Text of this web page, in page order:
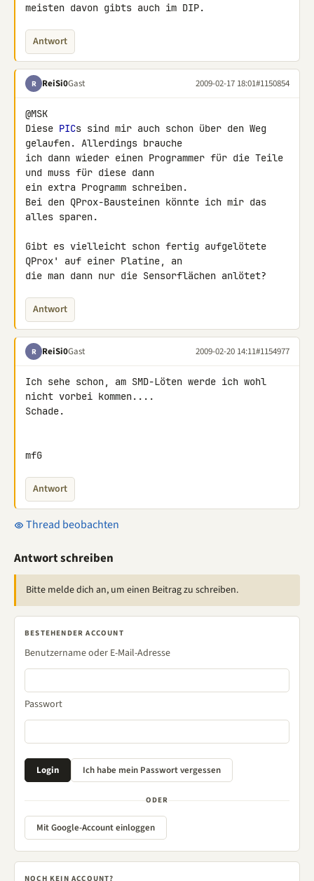
meisten davon gibts auch im DIP.
Antwort
R ReiSi0Gast 2009-02-17 18:01#1150854
@MSK
Diese PICs sind mir auch schon über den Weg
gelaufen. Allerdings brauche
ich dann wieder einen Programmer für die Teile
und muss für diese dann
ein extra Programm schreiben.
Bei den QProx-Bausteinen könnte ich mir das
alles sparen.
Gibt es vielleicht schon fertig aufgelötete
QProx' auf einer Platine, an
die man dann nur die Sensorflächen anlötet?
Antwort
R ReiSi0Gast 2009-02-20 14:11#1154977
Ich sehe schon, am SMD-Löten werde ich wohl
nicht vorbei kommen....
Schade.
mfG
Antwort
Thread beobachten
Antwort schreiben
Bitte melde dich an, um einen Beitrag zu schreiben.
BESTEHENDER ACCOUNT
Benutzername oder E-Mail-Adresse
Passwort
ODER
Mit Google-Account einloggen
NOCH KEIN ACCOUNT?